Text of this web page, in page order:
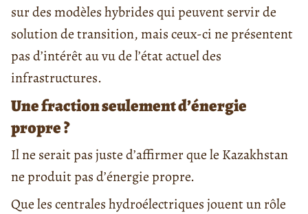
sur des modèles hybrides qui peuvent servir de
solution de transition, mais ceux-ci ne présentent
pas d’intérêt au vu de l’état actuel des
infrastructures.
Une fraction seulement d’énergie
propre ?
Il ne serait pas juste d’affirmer que le Kazakhstan
ne produit pas d’énergie propre.
Que les centrales hydroélectriques jouent un rôle